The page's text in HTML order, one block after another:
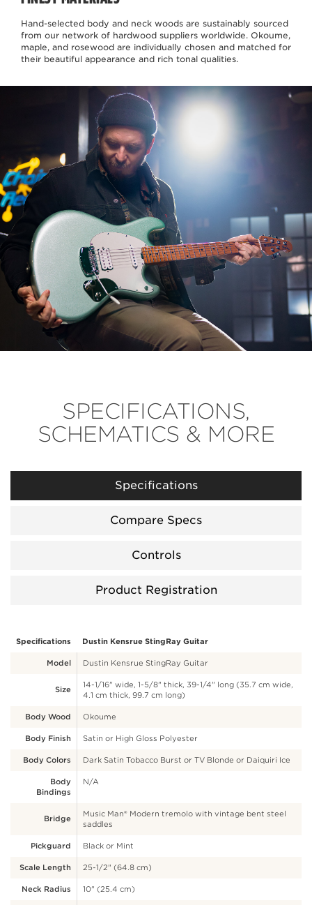
Hand-selected body and neck woods are sustainably sourced
from our network of hardwood suppliers worldwide. Okoume,
maple, and rosewood are individually chosen and matched for
their beautiful appearance and rich tonal qualities.
SPECIFICATIONS,
SCHEMATICS & MORE
Specifications
Compare Specs
Controls
Product Registration
Specifications Dustin Kensrue StingRay Guitar
Model Dustin Kensrue StingRay Guitar
Size
14-1/16" wide, 1-5/8" thick, 39-1/4" long (35.7 cm wide,
4.1 cm thick, 99.7 cm long)
Body Wood Okoume
Body Finish Satin or High Gloss Polyester
Body Colors Dark Satin Tobacco Burst or TV Blonde or Daiquiri Ice
Body
Bindings
N/A
Bridge
Music Man® Modern tremolo with vintage bent steel
saddles
Pickguard Black or Mint
Scale Length 25-1/2" (64.8 cm)
Neck Radius 10" (25.4 cm)